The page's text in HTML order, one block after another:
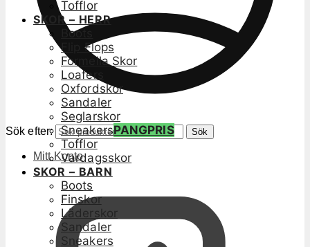
Sök efter: Sök
Mitt Konto
Tofflor
SKOR – HERR
Boots
Flip Flops
Formella Skor
Loafers
Oxfordskor
Sandaler
Seglarskor
SneakersPANGPRIS
Tofflor
Vardagsskor
SKOR – BARN
Boots
Finskor
Läderskor
Sandaler
Sneakers